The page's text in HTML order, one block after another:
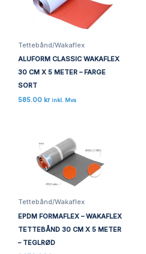
Tettebånd/Wakaflex
ALUFORM CLASSIC WAKAFLEX
30 CM X 5 METER – FARGE
SORT
585.00 kr inkl. Mva
Tettebånd/Wakaflex
EPDM FORMAFLEX – WAKAFLEX
TETTEBÅND 30 CM X 5 METER
– TEGLRØD